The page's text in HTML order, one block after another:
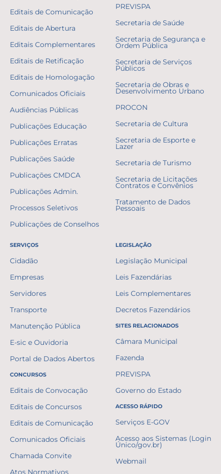
Editais de Comunicação
Editais de Abertura
Editais Complementares
Editais de Retificação
Editais de Homologação
Comunicados Oficiais
Audiências Públicas
Publicações Educação
Publicações Erratas
Publicações Saúde
Publicações CMDCA
Publicações Admin.
Processos Seletivos
Publicações de Conselhos
PREVISPA
Secretaria de Saúde
Secretaria de Segurança e
Ordem Pública
Secretaria de Serviços
Públicos
Secretaria de Obras e
Desenvolvimento Urbano
PROCON
Secretaria de Cultura
Secretaria de Esporte e
Lazer
Secretaria de Turismo
Secretaria de Licitações
Contratos e Convênios
Tratamento de Dados
Pessoais
SERVIÇOS
Cidadão
Empresas
Servidores
Transporte
Manutenção Pública
E-sic e Ouvidoria
Portal de Dados Abertos
CONCURSOS
Editais de Convocação
Editais de Concursos
Editais de Comunicação
Comunicados Oficiais
Chamada Convite
Atos Normativos
LEGISLAÇÃO
Legislação Municipal
Leis Fazendárias
Leis Complementares
Decretos Fazendários
SITES RELACIONADOS
Câmara Municipal
Fazenda
PREVISPA
Governo do Estado
ACESSO RÁPIDO
Serviços E-GOV
Acesso aos Sistemas (Login
Único/gov.br)
Webmail